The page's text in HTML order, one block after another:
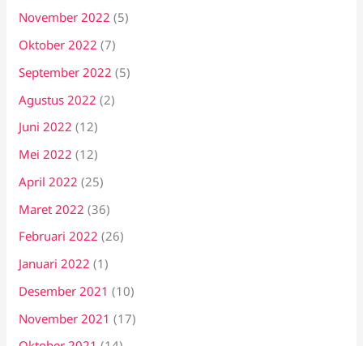
November 2022 (5)
Oktober 2022 (7)
September 2022 (5)
Agustus 2022 (2)
Juni 2022 (12)
Mei 2022 (12)
April 2022 (25)
Maret 2022 (36)
Februari 2022 (26)
Januari 2022 (1)
Desember 2021 (10)
November 2021 (17)